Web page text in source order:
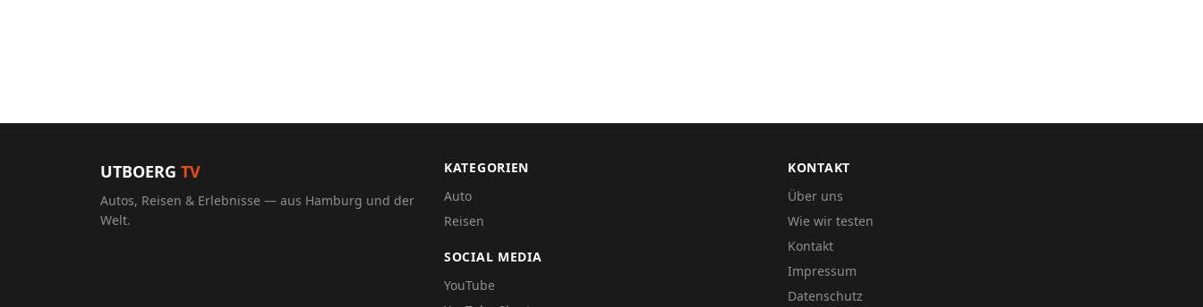
UTBOERG TV
Autos, Reisen & Erlebnisse — aus Hamburg und der
Welt.
KATEGORIEN
Auto
Reisen
SOCIAL MEDIA
YouTube
KONTAKT
Über uns
Wie wir testen
Kontakt
Impressum
Datenschutz